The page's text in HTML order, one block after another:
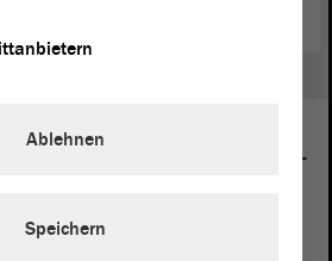
sind im Landtag von Sachsen-
Ablehnen
Speichern